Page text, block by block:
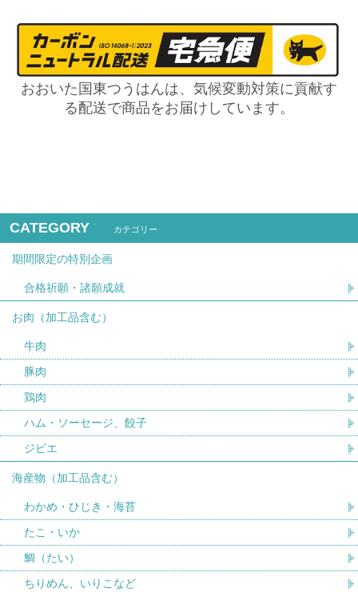
おおいた国東つうはんは、気候変動対策に貢献す
る配送で商品をお届けしています。
CATEGORY カテゴリー
期間限定の特別企画
合格祈願・諸願成就
お肉（加工品含む）
牛肉
豚肉
鶏肉
ハム・ソーセージ、餃子
ジビエ
海産物（加工品含む）
わかめ・ひじき・海苔
たこ・いか
鯛（たい）
ちりめん、いりこなど